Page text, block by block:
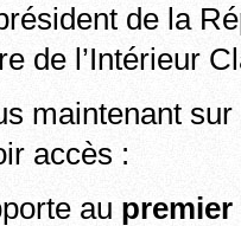
de la
de l’Intérieur
maintenant
accès :
au premier